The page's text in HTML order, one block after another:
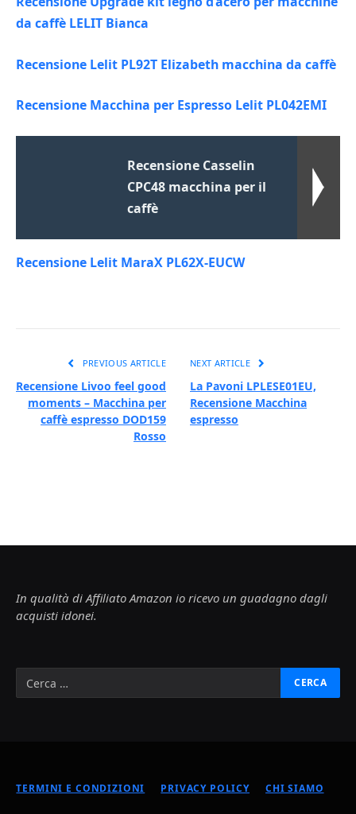
da caffè LELIT Bianca
Recensione Lelit PL92T Elizabeth macchina da caffè
Recensione Macchina per Espresso Lelit PL042EMI
Recensione Casselin
CPC48 macchina per il
caffè
Recensione Lelit MaraX PL62X-EUCW
PREVIOUS ARTICLE
Recensione Livoo feel good
moments – Macchina per
caffè espresso DOD159
Rosso
NEXT ARTICLE
La Pavoni LPLESE01EU,
Recensione Macchina
espresso
In qualità di Affiliato Amazon io ricevo un guadagno dagli
acquisti idonei.
TERMINI E CONDIZIONI PRIVACY POLICY CHI SIAMO